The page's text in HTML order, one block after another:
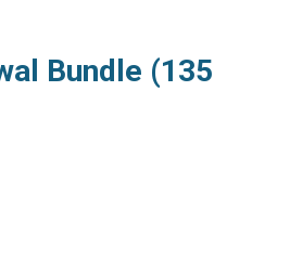
Bundle (135